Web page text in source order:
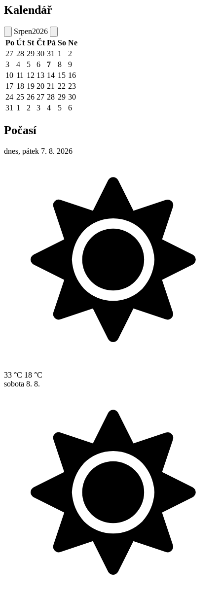
Kalendář
Srpen2026
Po Út St Čt Pá So Ne
27 28 29 30 31 1
2
3
4 5 6 7 8
9
10 11 12 13 14 15 16
17 18 19 20 21 22 23
24 25 26 27 28 29 30
31 1 2 3 4 5 6
Počasí
dnes, pátek 7. 8. 2026
33 °C 18 °C
sobota 8. 8.